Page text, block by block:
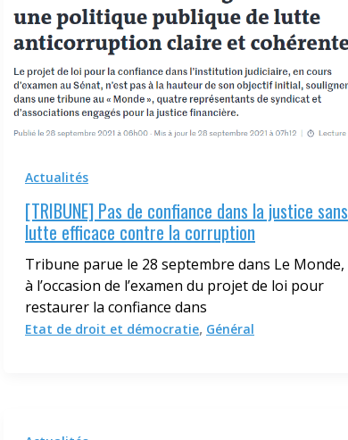
Actualités
[TRIBUNE] Pas de confiance dans la justice sans
lutte efficace contre la corruption
Tribune parue le 28 septembre dans Le Monde,
à l’occasion de l’examen du projet de loi pour
restaurer la confiance dans
Etat de droit et démocratie, Général